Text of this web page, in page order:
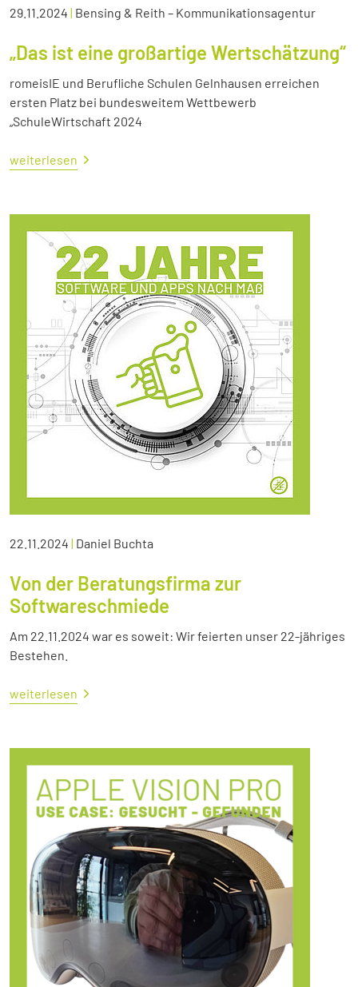
29.11.2024 | Bensing & Reith – Kommunikationsagentur
„Das ist eine großartige Wertschätzung“
romeisIE und Berufliche Schulen Gelnhausen erreichen
ersten Platz bei bundesweitem Wettbewerb
„SchuleWirtschaft 2024
weiterlesen
22.11.2024 | Daniel Buchta
Von der Beratungsfirma zur
Softwareschmiede
Am 22.11.2024 war es soweit: Wir feierten unser 22-jähriges
Bestehen.
weiterlesen